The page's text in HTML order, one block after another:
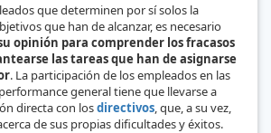
que determinen por sí solos la
que han de alcanzar, es necesario
opinión para comprender los fracasos
las tareas que han de asignarse
. La participación de los empleados en las
general tiene que llevarse a
directa con losdirectivos, que, a su vez,
de sus propias dificultades y éxitos.